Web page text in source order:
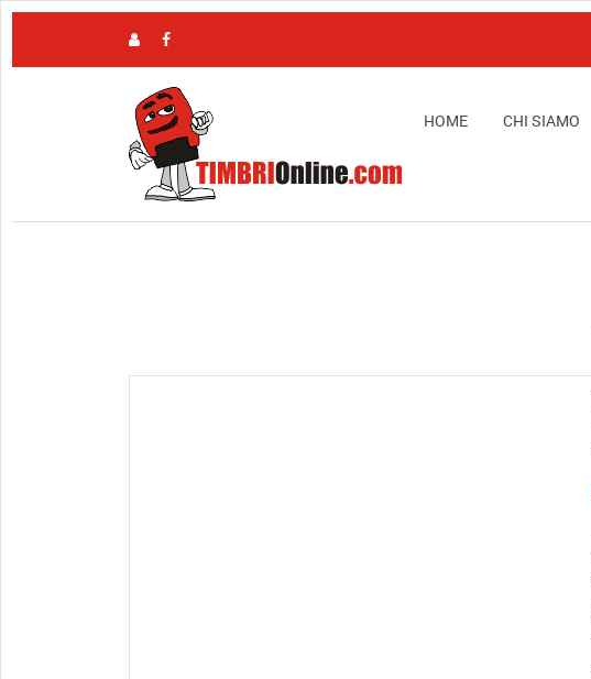
HOME CHI SIAMO